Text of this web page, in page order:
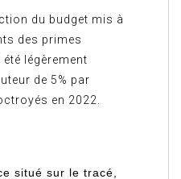
du budget mis à
des primes
été légèrement
de 5% par
en 2022.
situé sur le tracé,